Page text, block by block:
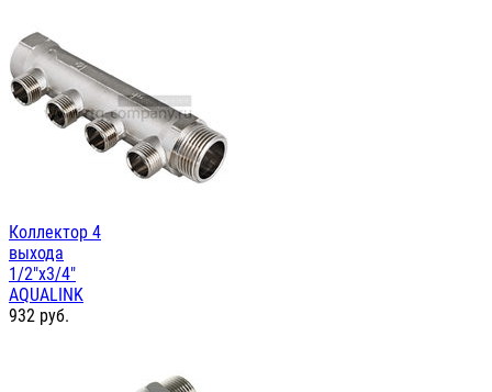
Коллектор 4
выхода
1/2"х3/4"
AQUALINK
932 руб.